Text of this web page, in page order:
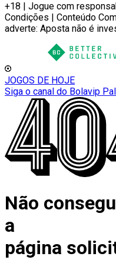
+18 | Jogue com
Condições | Conteúdo
adverte: Aposta não é
JOGOS DE HOJE
Siga o canal do Bolavip
Não
a
página